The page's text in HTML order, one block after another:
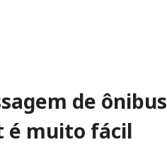
de ônibus
é muito fácil